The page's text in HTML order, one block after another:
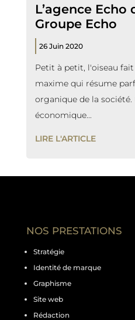
L’agence Echo
Groupe Echo
26 Juin 2020
Petit à petit, l'oiseau fait
maxime qui résume
organique de la
économique...
LIRE L'ARTICLE
NOS PRESTATIONS
Stratégie
Identité de marque
Graphisme
Site web
Rédaction